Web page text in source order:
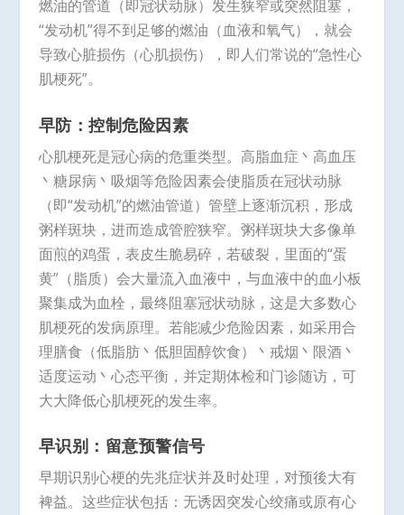
燃油的管道（即冠状动脉）发生狭窄或突然阻塞，
“发动机”得不到足够的燃油（血液和氧气），就会
导致心脏损伤（心肌损伤），即人们常说的“急性心
肌梗死”。
早防：控制危险因素
心肌梗死是冠心病的危重类型。高脂血症丶高血压
丶糖尿病丶吸烟等危险因素会使脂质在冠状动脉
（即“发动机”的燃油管道）管壁上逐渐沉积，形成
粥样斑块，进而造成管腔狭窄。粥样斑块大多像单
面煎的鸡蛋，表皮生脆易碎，若破裂，里面的“蛋
黄”（脂质）会大量流入血液中，与血液中的血小板
聚集成为血栓，最终阻塞冠状动脉，这是大多数心
肌梗死的发病原理。若能减少危险因素，如采用合
理膳食（低脂肪丶低胆固醇饮食）丶戒烟丶限酒丶
适度运动丶心态平衡，并定期体检和门诊随访，可
大大降低心肌梗死的发生率。
早识别：留意预警信号
早期识别心梗的先兆症状并及时处理，对预後大有
裨益。这些症状包括：无诱因突发心绞痛或原有心